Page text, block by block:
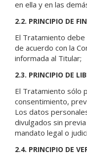
en ella y en las
2.2. PRINCIPIO DE
El Tratamiento
de acuerdo con la
informada al Titular;
2.3. PRINCIPIO DE
El Tratamiento sólo
consentimiento,
Los datos
divulgados sin
mandato legal o
2.4. PRINCIPIO DE